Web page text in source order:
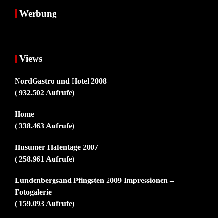
Werbung
Views
NordGastro und Hotel 2008
( 932.502 Aufrufe)
Home
( 338.463 Aufrufe)
Husumer Hafentage 2007
( 258.961 Aufrufe)
Lundenbergsand Pfingsten 2009 Impressionen –
Fotogalerie
( 159.093 Aufrufe)